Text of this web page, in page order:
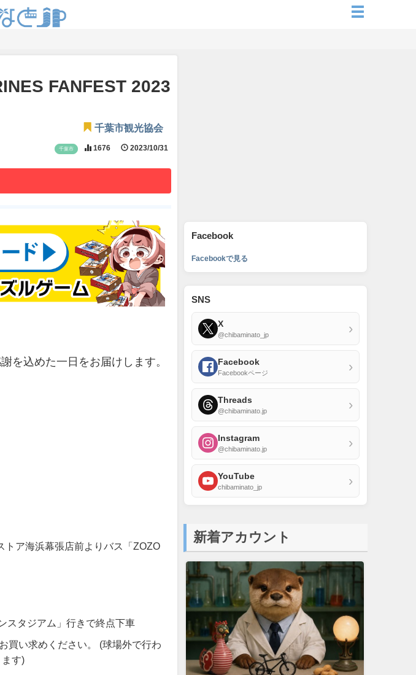
FANFEST 2023
千葉市観光協会
千葉市 1676 2023/10/31
を込めた一日をお届けします。
トア海浜幕張店前よりバス「ZOZO
スタジアム」行きで終点下車
買い求めください。 (球場外で行わ
す)
Facebook
Facebookで見る
SNS
X
@chibaminato_jp ›
Facebook
Facebookページ ›
Threads
@chibaminato.jp ›
Instagram
@chibaminato.jp ›
YouTube
chibaminato_jp ›
新着アカウント